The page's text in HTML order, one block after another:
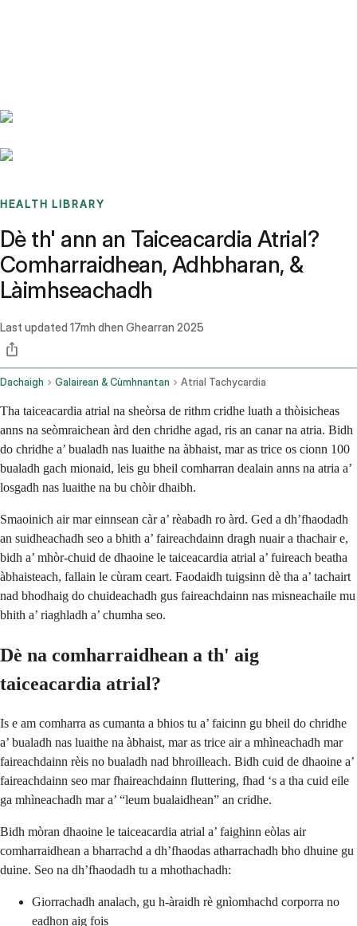
HEALTH LIBRARY
Dè th' ann an Taiceacardia Atrial?
Comharraidhean, Adhbharan, &
Làimhseachadh
Last updated 17mh dhen Ghearran 2025
Dachaigh Galairean & Cùmhnantan Atrial Tachycardia
Tha taiceacardia atrial na sheòrsa de rithm cridhe luath a thòisicheas
anns na seòmraichean àrd den chridhe agad, ris an canar na atria. Bidh
do chridhe a’ bualadh nas luaithe na àbhaist, mar as trice os cionn 100
bualadh gach mionaid, leis gu bheil comharran dealain anns na atria a’
losgadh nas luaithe na bu chòir dhaibh.
Smaoinich air mar einnsean càr a’ rèabadh ro àrd. Ged a dh’fhaodadh
an suidheachadh seo a bhith a’ faireachdainn dragh nuair a thachair e,
bidh a’ mhòr-chuid de dhaoine le taiceacardia atrial a’ fuireach beatha
àbhaisteach, fallain le cùram ceart. Faodaidh tuigsinn dè tha a’ tachairt
nad bhodhaig do chuideachadh gus faireachdainn nas misneachaile mu
bhith a’ riaghladh a’ chumha seo.
Dè na comharraidhean a th' aig
taiceacardia atrial?
Is e am comharra as cumanta a bhios tu a’ faicinn gu bheil do chridhe
a’ bualadh nas luaithe na àbhaist, mar as trice air a mhìneachadh mar
faireachdainn rèis no bualadh nad bhroilleach. Bidh cuid de dhaoine a’
faireachdainn seo mar fhaireachdainn fluttering, fhad ‘s a tha cuid eile
ga mhìneachadh mar a’ “leum bualaidhean” an cridhe.
Bidh mòran dhaoine le taiceacardia atrial a’ faighinn eòlas air
comharraidhean a bharrachd a dh’fhaodas atharrachadh bho dhuine gu
duine. Seo na dh’fhaodadh tu a mhothachadh:
Giorrachadh analach, gu h-àraidh rè gnìomhachd corporra no
eadhon aig fois